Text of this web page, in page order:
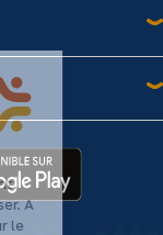
refuser. A
sur le